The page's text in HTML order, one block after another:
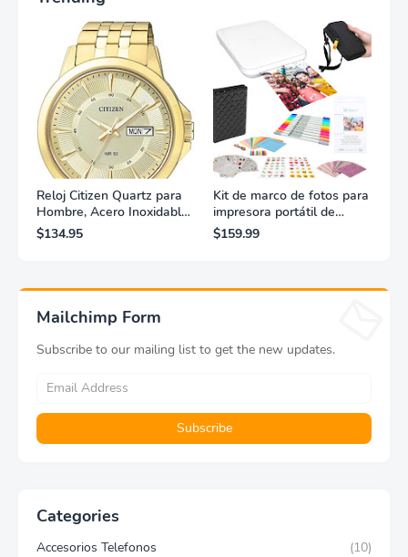
Reloj Citizen Quartz para
Hombre, Acero Inoxidable,
Clásico, Dorado
$134.95
Kit de marco de fotos para
impresora portátil de
fotografías y vídeos
Lifeprint 3x4,5 (blanca)
$159.99
Mailchimp Form
Subscribe to our mailing list to get the new updates.
Categories
Accesorios Telefonos
(10)